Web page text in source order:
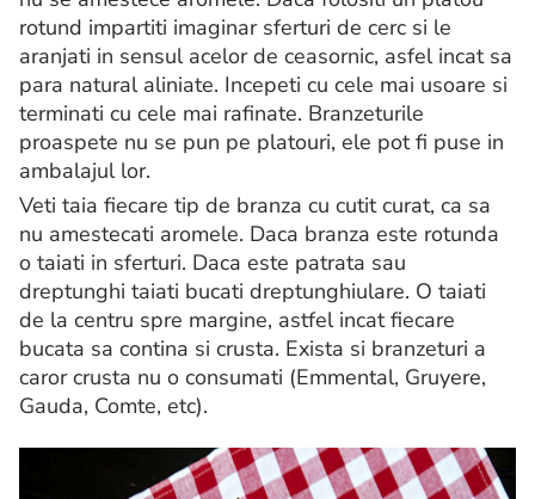
rotund impartiti imaginar sferturi de cerc si le
aranjati in sensul acelor de ceasornic, asfel incat sa
para natural aliniate. Incepeti cu cele mai usoare si
terminati cu cele mai rafinate. Branzeturile
proaspete nu se pun pe platouri, ele pot fi puse in
ambalajul lor.
Veti taia fiecare tip de branza cu cutit curat, ca sa
nu amestecati aromele. Daca branza este rotunda
o taiati in sferturi. Daca este patrata sau
dreptunghi taiati bucati dreptunghiulare. O taiati
de la centru spre margine, astfel incat fiecare
bucata sa contina si crusta. Exista si branzeturi a
caror crusta nu o consumati (Emmental, Gruyere,
Gauda, Comte, etc).